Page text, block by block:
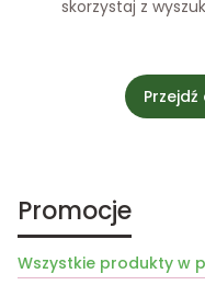
skorzystaj z
Promocje
Wszystkie produkty w